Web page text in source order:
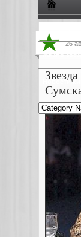
Жизнь
Новости
26